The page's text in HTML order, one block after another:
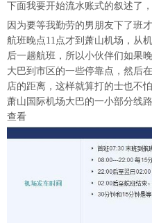
下面我要开始流水账式的叙述了
因为要等我勤劳的男朋友下了班
航班晚点11点才到萧山机场，从
后一趟航班，所以小伙伴们如果
大巴到市区的一些停靠点，然后
店的距离，这样就算打的士也不
萧山国际机场大巴的一小部分线
查看